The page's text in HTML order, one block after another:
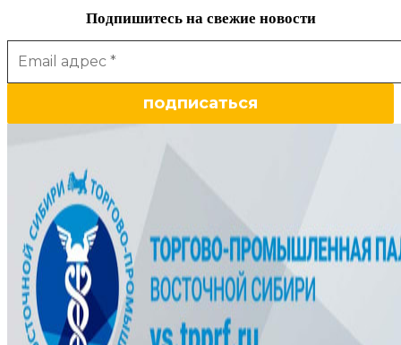
Подпишитесь на свежие новости